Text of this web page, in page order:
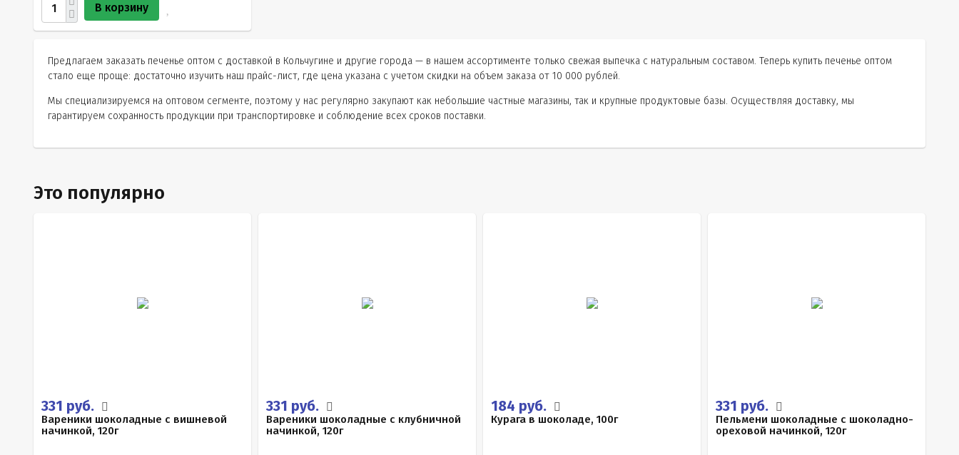
В корзину
Предлагаем заказать печенье оптом с доставкой в Кольчугине и другие города — в нашем ассортименте только свежая выпечка с натуральным составом. Теперь купить печенье оптом
стало еще проще: достаточно изучить наш прайс-лист, где цена указана с учетом скидки на объем заказа от 10 000 рублей.
Мы специализируемся на оптовом сегменте, поэтому у нас регулярно закупают как небольшие частные магазины, так и крупные продуктовые базы. Осуществляя доставку, мы
гарантируем сохранность продукции при транспортировке и соблюдение всех сроков поставки.
Это популярно
331 руб.
Вареники шоколадные с вишневой
начинкой, 120г
331 руб.
Вареники шоколадные с клубничной
начинкой, 120г
184 руб.
Курага в шоколаде, 100г
331 руб.
Пельмени шоколадные с шоколадно-
ореховой начинкой, 120г